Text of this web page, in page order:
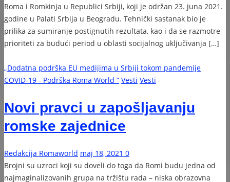
Roma i Romkinja u Republici Srbiji, koji je održan 23. juna 2021.
godine u Palati Srbija u Beogradu. Tehnički sastanak bio je
prilika za sumiranje postignutih rezultata, kao i da se razmotre
prioriteti za budući period u oblasti socijalnog uključivanja […]
„Dodatna podrška EU medijima u Srbiji tokom pandemije
COVID-19 - Podrška Roma World “ Vesti Vesti
Novi pravci u zapošljavanju
romske zajednice
Redakcija Romaworld maj 18, 2021 0
Brojni su uzroci koji su doveli do toga da Romi budu jedna od
najmaginalizovanih grupa na tržištu rada – niska obrazovna